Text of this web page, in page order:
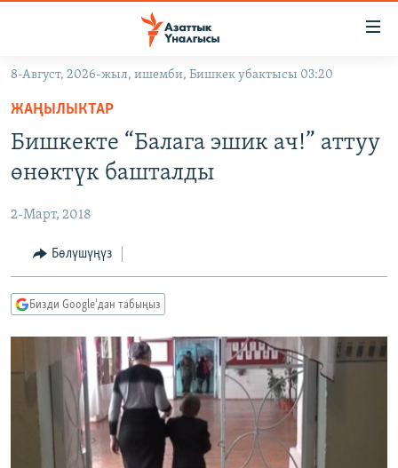
Навигацияга
өтүңүз
Издөөгө
салыңыз
ЭКОНОМИКА
МАДАНИЯТ
БОРБОР АЗИЯ
УКРАИНА
АТАЙЫН ИЛИКТӨӨ
ТВ ПРОГРАММАЛАР
ЭКСПЕРТТЕР ТАЛДАЙТ
БИЗ ЖАНА ДҮЙНӨ
ДАНИСТЕ
ЭЖЕ-СИҢДИЛЕР
АЗАТТЫК+
ӨЗГӨЧӨ ПИКИР
Русский
ОНЛАЙН ШЕРИНЕ
8-Август, 2026-жыл, ишемби, Бишкек убактысы 03:20
ЖАҢЫЛЫКТАР
Бишкекте “Балага эшик ач!” аттуу
өнөктүк башталды
2-Март, 2018
Бөлүшүңүз
Бизди Google'дан табыңыз